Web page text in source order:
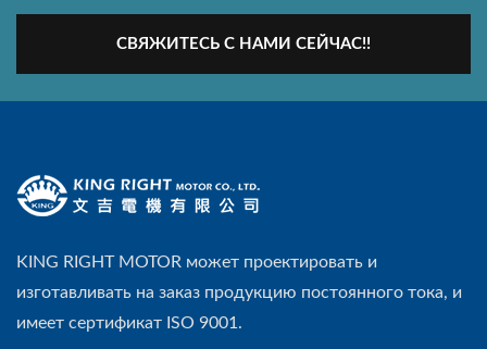
СВЯЖИТЕСЬ С НАМИ СЕЙЧАС!!
KING RIGHT MOTOR может проектировать и
изготавливать на заказ продукцию постоянного тока, и
имеет сертификат ISO 9001.